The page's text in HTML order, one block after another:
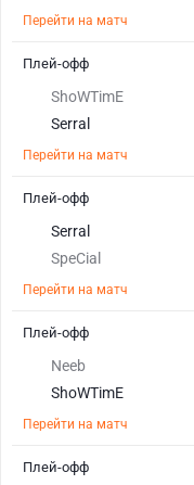
Перейти на матч
ShoWTimE
Serral
Перейти на матч
Плей-офф
Serral
SpeCial
Перейти на матч
Плей-офф
Neeb
ShoWTimE
Перейти на матч
Плей-офф
Плей-офф